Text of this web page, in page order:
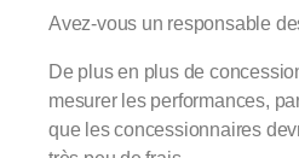
Avez-vous un responsable
De plus en plus de
mesurer les performances,
que les concessionnaires